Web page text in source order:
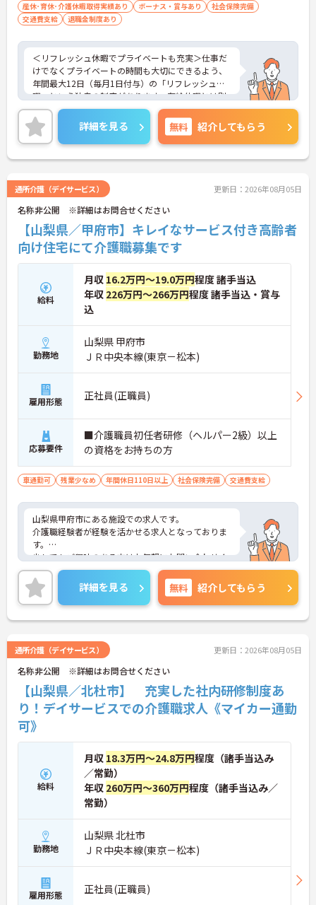
産休･育休･介護休暇取得実績あり
ボーナス・賞与あり
社会保険完備
交通費支給
退職金制度あり
＜リフレッシュ休暇でプライベートも充実＞仕事だ
けでなくプライベートの時間も大切にできるよう、
年間最大12日（毎月1日付与）の「リフレッシュ休
暇」という独自の制度があります。有給休暇とは別
に付与されるため、これらを組み合わせて連休を取
得し、旅行や趣味を楽しむスタッフも多くいます。
＜多彩なキャリアパス！あなたの挑戦を応援します
＞全国に事業を展開する大手企業の同社だからこ
そ、描けるキャリアは無限大です。管理職を目指す
目標に合わせた成長を会社がバックアップします。
資格取得支援制度や研修制度も充実しており、働き
ながらスキルアップが可能。また、希望があれば異
なるサービス種別へのキャリアチェンジにも挑戦で
きます。
詳細を見る 無料 紹介してもらう
通所介護（デイサービス） 更新日：2026年08月05日
名称非公開 ※詳細はお問合せください
【山梨県／甲府市】キレイなサービス付き高齢者
向け住宅にて介護職募集です
給料
月収 16.2万円～19.0万円程度 諸手当込
年収 226万円～266万円程度 諸手当込・賞与
込
勤務地
山梨県 甲府市
ＪＲ中央本線(東京－松本)
雇用形態 正社員(正職員)
応募要件
■介護職員初任者研修（ヘルパー2級）以上
の資格をお持ちの方
車通勤可 残業少なめ 年間休日110日以上 社会保険完備 交通費支給
山梨県甲府市にある施設での求人です。
介護職経験者が経験を活かせる求人となっておりま
す。
少しでもご興味のある方はお気軽にお問い合わせく
ださい。
詳細を見る 無料 紹介してもらう
通所介護（デイサービス） 更新日：2026年08月05日
名称非公開 ※詳細はお問合せください
【山梨県／北杜市】 充実した社内研修制度あ
り！デイサービスでの介護職求人《マイカー通勤
可》
給料
月収 18.3万円～24.8万円程度（諸手当込み
／常勤）
年収 260万円～360万円程度（諸手当込み／
常勤）
勤務地
山梨県 北杜市
ＪＲ中央本線(東京－松本)
雇用形態 正社員(正職員)